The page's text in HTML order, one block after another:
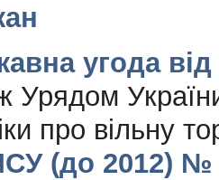
Урядом
про вільну
(до 2012) №